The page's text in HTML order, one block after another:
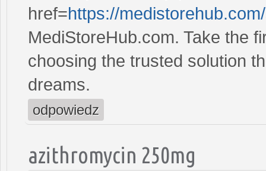
href=https://
MediStoreHub.com. Take the
choosing the trusted solution
dreams.
odpowiedz
azithromycin 250mg